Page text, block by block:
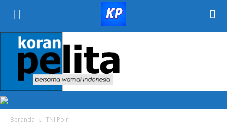
PELITA
Beranda TNI Polri